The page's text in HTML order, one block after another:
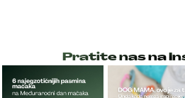
Pratite nas na